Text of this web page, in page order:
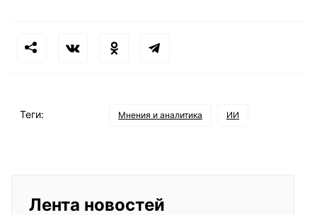
Теги: Мнения и аналитика ИИ
Лента новостей